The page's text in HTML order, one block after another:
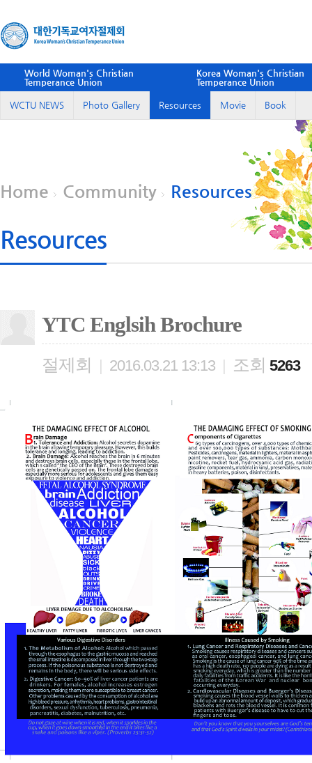
World Woman's Christian
Temperance Union
Korea Woman's Christian
Temperance Union
WCTU NEWS Photo Gallery Resources Movie Book
Home Community Resources
Resources
YTC Englsih Brochure
절제회 | 2016.03.21 13:13 | 조회 5263